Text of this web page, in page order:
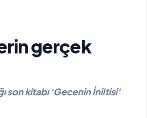
gerçek
son kitabı ‘Gecenin İniltisi’